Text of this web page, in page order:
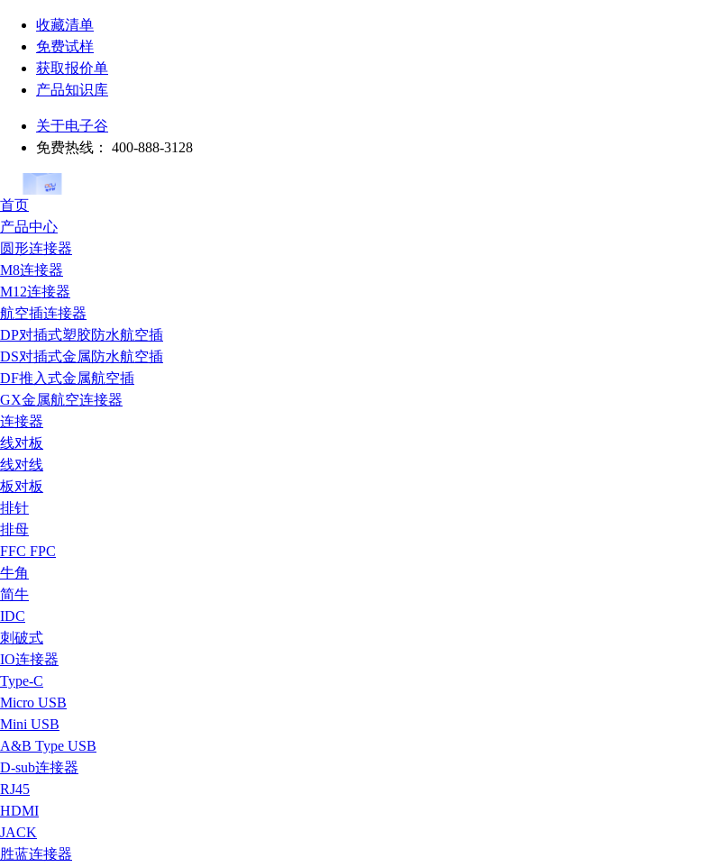
收藏清单
免费试样
获取报价单
产品知识库
关于电子谷
免费热线：
400-888-3128
首页
产品中心
圆形连接器
M8连接器
M12连接器
航空插连接器
DP对插式塑胶防水航空插
DS对插式金属防水航空插
DF推入式金属航空插
GX金属航空连接器
连接器
线对板
线对线
板对板
排针
排母
FFC FPC
牛角
简牛
IDC
刺破式
IO连接器
Type-C
Micro USB
Mini USB
A&B Type USB
D-sub连接器
RJ45
HDMI
JACK
胜蓝连接器